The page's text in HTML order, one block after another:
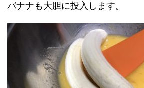
バナナも大胆に投入します。